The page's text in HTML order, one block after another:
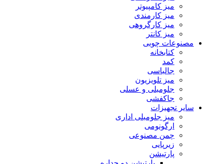
میز کامپیوتر
میز کارمندی
میز کارگروهی
میز کانتر
مصنوعات چوبی
کتابخانه
کمد
جالباسی
میز تلویزیون
جلومبلی و عسلی
جاکفشی
سایر تجهیزات
میز جلومبلی اداری
ارگونومی
چمن مصنوعی
زیرپایی
پارتیشن